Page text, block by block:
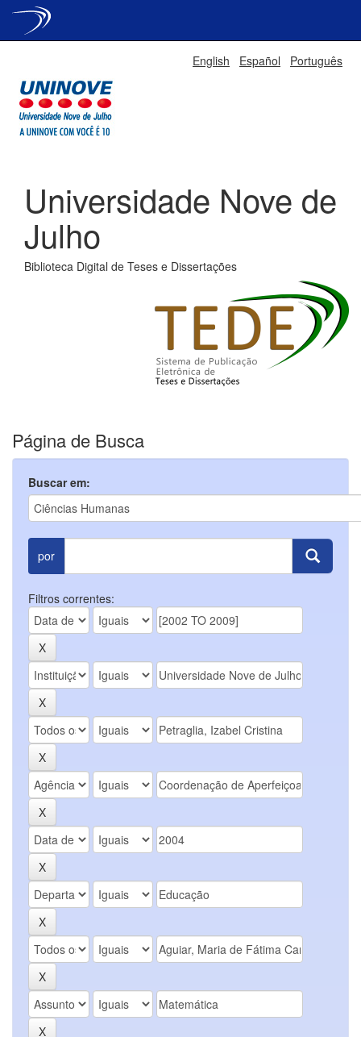
English Español Português
Universidade Nove de
Julho
Biblioteca Digital de Teses e Dissertações
Página de Busca
Buscar em:
por
Filtros correntes: